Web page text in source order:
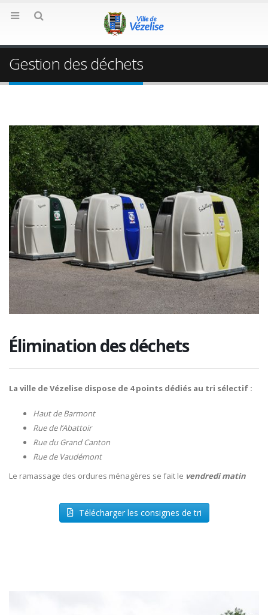
Gestion des déchets
Élimination des déchets
La ville de Vézelise dispose de 4 points dédiés au tri sélectif :
Haut de Barmont
Rue de l’Abattoir
Rue du Grand Canton
Rue de Vaudémont
Le ramassage des ordures ménagères se fait le vendredi matin
Télécharger les consignes de tri